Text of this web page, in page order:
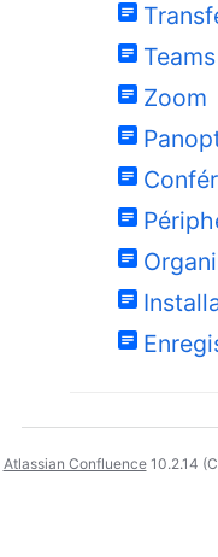
Teams
Zoom
Atlassian Confluence 10.2.14